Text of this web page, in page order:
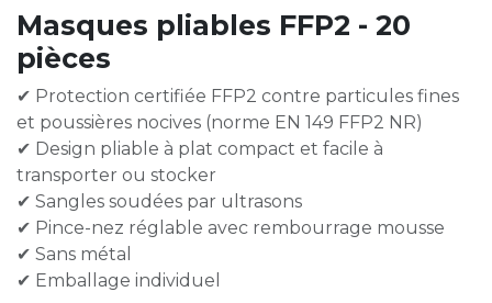
Masques pliables FFP2 - 20
pièces
✔ Protection certifiée FFP2 contre particules fines
et poussières nocives (norme EN 149 FFP2 NR)
✔ Design pliable à plat compact et facile à
transporter ou stocker
✔ Sangles soudées par ultrasons
✔ Pince-nez réglable avec rembourrage mousse
✔ Sans métal
✔ Emballage individuel